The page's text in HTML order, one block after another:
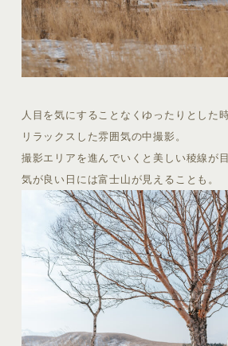
人目を気にすることなくゆったりとした
リラックスした雰囲気の中撮影。
撮影エリアを進んでいくと美しい稜線が
気が良い日には富士山が見えることも。